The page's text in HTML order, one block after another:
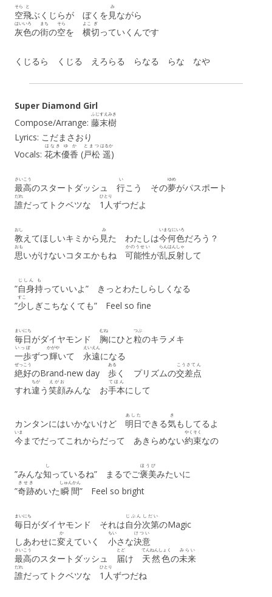
空
そら
飛
と
ぶくじらが ぼくを 見
み
ながら
灰色
はいいろ
の街
まち
の空
そら
を 横
よこ
切
ぎ
っていくんです
くじるら くじる えろらる らなる らな なや
Super Diamond Girl
Compose/Arrange: 藤末
ふじすえ
樹
みき
Lyrics: こだまさおり
Vocals: 花木
はなき
優香
ゆか
(戸松
とまつ
遥
はるか
)
最高
さいこう
のスタートダッシュ 行
い
こう その夢
ゆめ
がパスポート
誰
だれ
だってトクベツな 1人
ひとり
ずつだよ
教
おし
えてほしいキミから 見
み
た わたしは今
いま
何色
なにいろ
だろう？
思
おも
いがけないコタエかもね 可能性
かのうせい
が乱反射
らんはんしゃ
して
”自身
じしん
持
も
っていいよ” きっとわたしらしくなる
”少
すこ
しぎこちなくても” Feel so fine
毎日
まいにち
がダイヤモンド 胸
むね
にひと粒
つぶ
のキラメキ
一歩
いっぽ
ずつ輝
かがや
いて 永遠
えいえん
になる
絶好
ぜっこう
のBrand-new day 歩
ある
く プリズムの交差点
こうさてん
すれ違
ちが
う笑顔
えがお
みんな お手本
てほん
にして
カンタンにはいかないけど 明日
あした
できる気
き
もしてるよ
今
いま
までだってこれからだって あきらめない約束
やくそく
なの
”みんな知
し
っているね” まるでご褒美
ほうび
みたいに
”奇跡
きせき
めいた瞬間
しゅんかん
” Feel so bright
毎日
まいにち
がダイヤモンド それは自分
じぶん
次第
しだい
のMagic
しあわせに変
か
えていく 小
ちい
さな決意
けつい
最高
さいこう
のスタートダッシュ 届
とど
け 天然色
てんねんしょく
の未来
みらい
誰
だれ
だってトクベツな 1人
ひとり
ずつだね